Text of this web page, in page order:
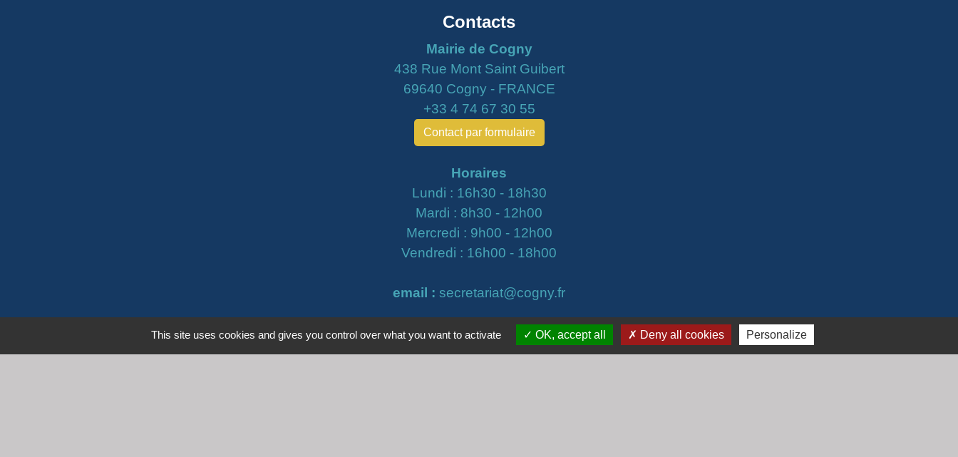
Contacts
Mairie de Cogny
438 Rue Mont Saint Guibert
69640 Cogny - FRANCE
+33 4 74 67 30 55
Contact par formulaire
Horaires
Lundi : 16h30 - 18h30
Mardi : 8h30 - 12h00
Mercredi : 9h00 - 12h00
Vendredi : 16h00 - 18h00
email : secretariat@cogny.fr
Liens Jumelage
This site uses cookies and gives you control over what you want to activate OK, accept all Deny all cookies Personalize